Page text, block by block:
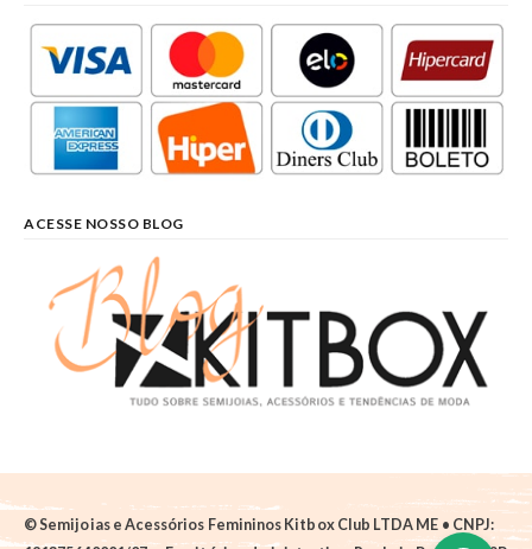
ACESSE NOSSO BLOG
© Semijoias e Acessórios Femininos Kitbox Club LTDA ME • CNPJ: